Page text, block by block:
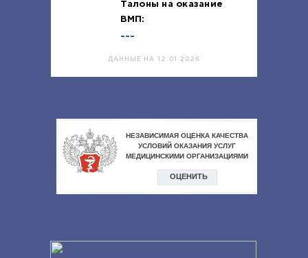
Талоны на оказание
ВМП:
---
ДАННЫЕ НА 12.01.2026